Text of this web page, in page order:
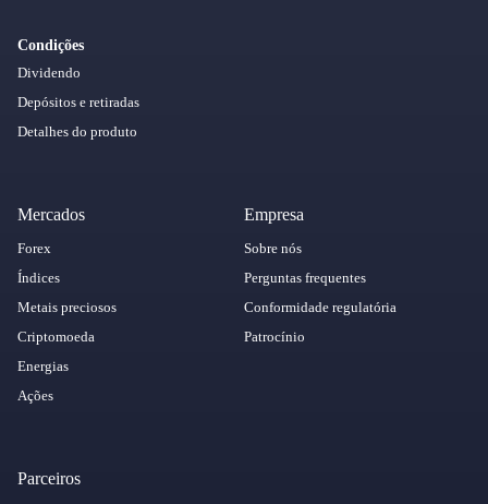
Condições
Dividendo
Depósitos e retiradas
Detalhes do produto
Mercados
Forex
Índices
Metais preciosos
Criptomoeda
Energias
Ações
Empresa
Sobre nós
Perguntas frequentes
Conformidade regulatória
Patrocínio
Parceiros